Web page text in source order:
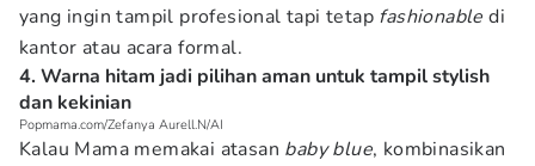
yang ingin tampil profesional tapi tetap fashionable di
kantor atau acara formal.
4. Warna hitam jadi pilihan aman untuk tampil stylish
dan kekinian
Popmama.com/Zefanya Aurell.N/AI
Kalau Mama memakai atasan baby blue, kombinasikan